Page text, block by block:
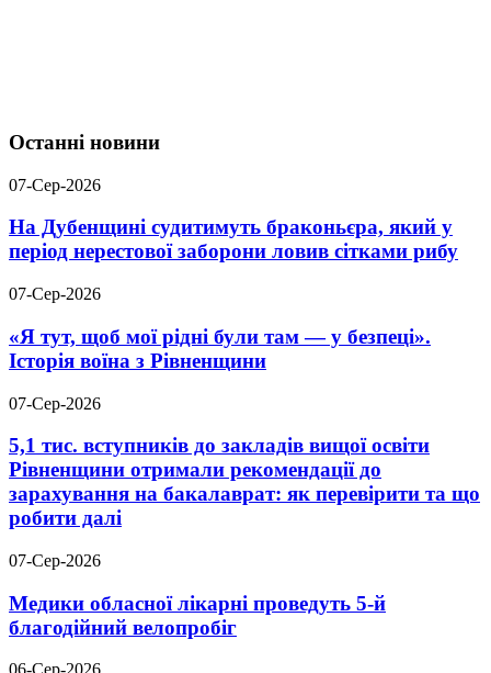
Останні новини
07-Сер-2026
На Дубенщині судитимуть браконьєра, який у
період нерестової заборони ловив сітками рибу
07-Сер-2026
«Я тут, щоб мої рідні були там — у безпеці».
Історія воїна з Рівненщини
07-Сер-2026
5,1 тис. вступників до закладів вищої освіти
Рівненщини отримали рекомендації до
зарахування на бакалаврат: як перевірити та що
робити далі
07-Сер-2026
Медики обласної лікарні проведуть 5-й
благодійний велопробіг